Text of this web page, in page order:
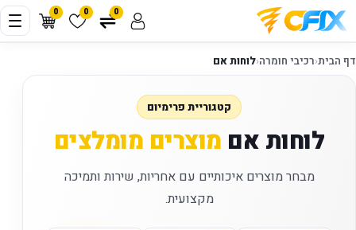
0 0 0
דף הבית‹רכיבי חומרה‹לוחות אם
קטגוריית פרימיום
לוחות אם מוצרים מומלצים
מבחר מוצרים איכותיים עם אחריות, שירות ותמיכה
מקצועית.